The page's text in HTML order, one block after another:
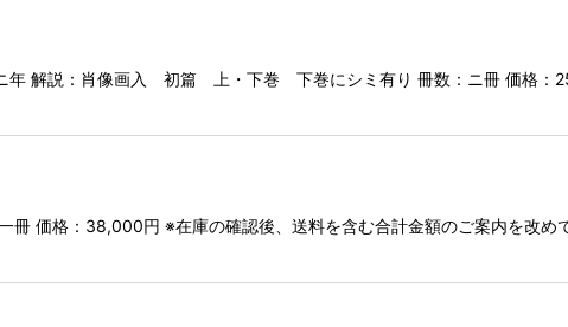
年 解説：肖像画入 初篇 上・下巻 下巻にシミ有り 冊数：ニ冊 価格：
価格：38,000円 ※在庫の確認後、送料を含む合計金額のご案内を改め